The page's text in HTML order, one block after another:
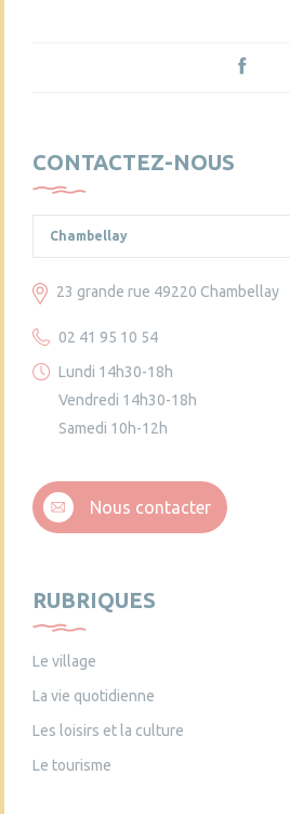
CONTACTEZ-NOUS
Chambellay
23 grande rue 49220 Chambellay
02 41 95 10 54
Lundi 14h30-18h
Vendredi 14h30-18h
Samedi 10h-12h
Nous contacter
RUBRIQUES
Le village
La vie quotidienne
Les loisirs et la culture
Le tourisme